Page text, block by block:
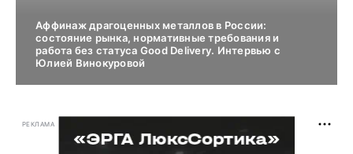
Аффинаж драгоценных металлов в России:
состояние рынка, нормативные требования и
работа без статуса Good Delivery. Интервью с
Юлией Винокуровой
РЕКЛАМА